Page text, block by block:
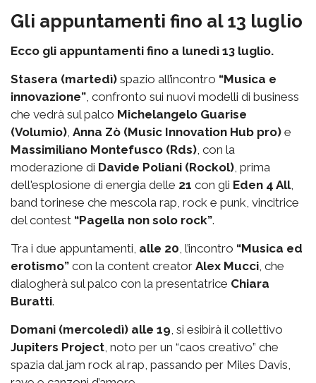
Gli appuntamenti fino al 13 luglio
Ecco gli appuntamenti fino a lunedì 13 luglio.
Stasera (martedì) spazio all’incontro “Musica e
innovazione”, confronto sui nuovi modelli di business
che vedrà sul palco Michelangelo Guarise
(Volumio), Anna Zò (Music Innovation Hub pro) e
Massimiliano Montefusco (Rds), con la
moderazione di Davide Poliani (Rockol), prima
dell'esplosione di energia delle 21 con gli Eden 4 All,
band torinese che mescola rap, rock e punk, vincitrice
del contest “Pagella non solo rock”.
Tra i due appuntamenti, alle 20, l’incontro “Musica ed
erotismo” con la content creator Alex Mucci, che
dialogherà sul palco con la presentatrice Chiara
Buratti.
Domani (mercoledì) alle 19, si esibirà il collettivo
Jupiters Project, noto per un “caos creativo” che
spazia dal jam rock al rap, passando per Miles Davis,